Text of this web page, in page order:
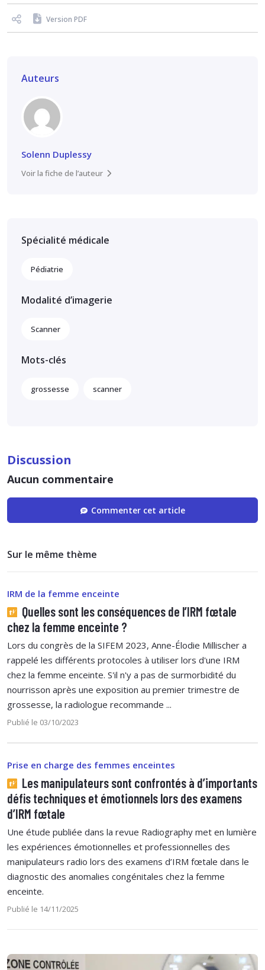
Version PDF
Auteurs
Solenn Duplessy
Voir la fiche de l’auteur
Spécialité médicale
Pédiatrie
Modalité d’imagerie
Scanner
Mots-clés
grossesse scanner
Discussion
Aucun commentaire
Commenter cet article
Sur le même thème
IRM de la femme enceinte
Quelles sont les conséquences de l’IRM fœtale
chez la femme enceinte ?
Lors du congrès de la SIFEM 2023, Anne-Élodie Millischer a
rappelé les différents protocoles à utiliser lors d'une IRM
chez la femme enceinte. S'il n'y a pas de surmorbidité du
nourrisson après une exposition au premier trimestre de
grossesse, la radiologue recommande ...
Publié le 03/10/2023
Prise en charge des femmes enceintes
Les manipulateurs sont confrontés à d’importants
défis techniques et émotionnels lors des examens
d’IRM fœtale
Une étude publiée dans la revue Radiography met en lumière
les expériences émotionnelles et professionnelles des
manipulateurs radio lors des examens d’IRM fœtale dans le
diagnostic des anomalies congénitales chez la femme
enceinte.
Publié le 14/11/2025